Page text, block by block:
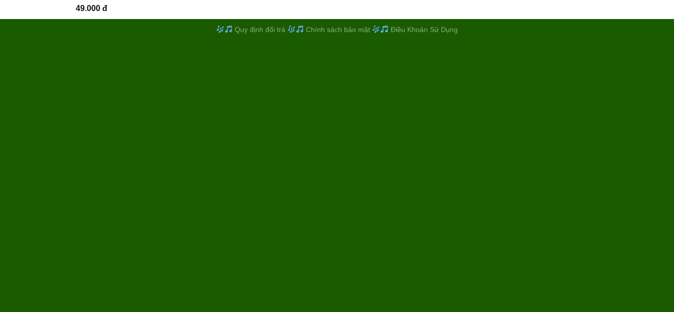
49.000 đ
Quy định đổi trả Chính sách bảo mật Điều Khoản Sử Dụng